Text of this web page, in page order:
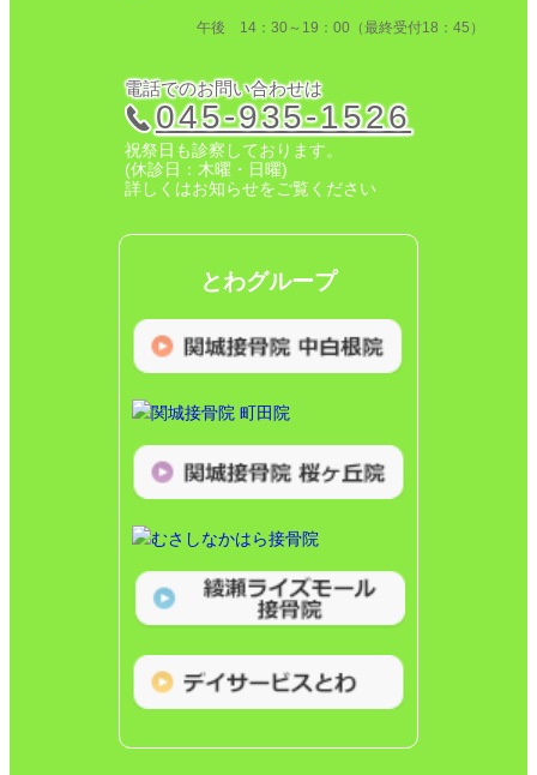
午後 14：30～19：00（最終受付18：45）
電話でのお問い合わせは
045-935-1526
祝祭日も診察しております。
(休診日：木曜・日曜)
詳しくはお知らせをご覧ください
とわグループ